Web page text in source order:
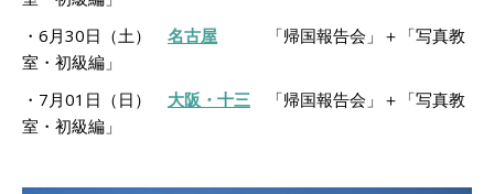
・6月30日（土） 名古屋 「帰国報告会」＋「写真教
室・初級編」
・7月01日（日） 大阪・十三 「帰国報告会」＋「写真教
室・初級編」